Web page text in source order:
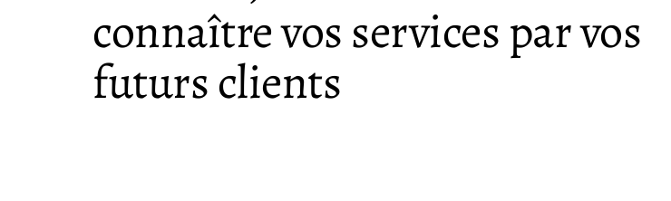
connaître vos services par vos
futurs clients